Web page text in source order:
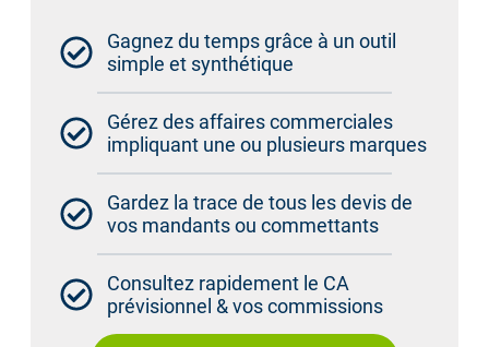
Gagnez du temps grâce à un outil
simple et synthétique
Gérez des affaires commerciales
impliquant une ou plusieurs marques
Gardez la trace de tous les devis de
vos mandants ou commettants
Consultez rapidement le CA
prévisionnel & vos commissions